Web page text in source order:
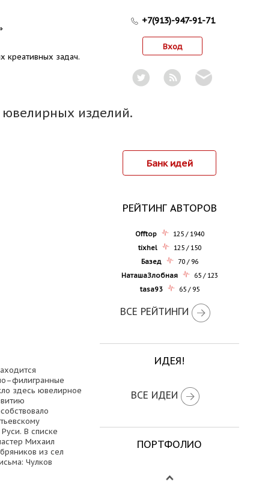
креативных задач.
+7(913)-947-91-71
Вход
ювелирных изделий.
здесь ювелирное
В списке
Михаил
из сел
Чулков
Банк идей
РЕЙТИНГ АВТОРОВ
Offtop
125 / 1940
tixhel
125 / 150
Базед
70 / 96
НаташаЗлобная
65 / 123
tasa93
65 / 95
ВСЕ РЕЙТИНГИ
ИДЕЯ!
ВСЕ ИДЕИ
ПОРТФОЛИО